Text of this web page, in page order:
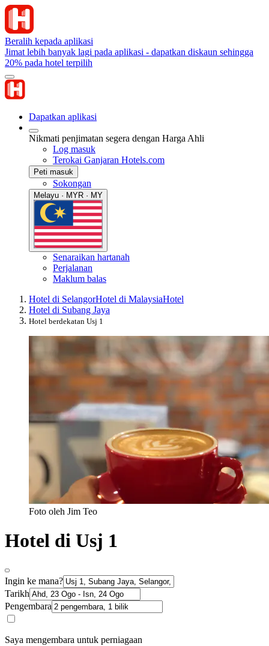
Beralih kepada aplikasi
Jimat lebih banyak lagi pada aplikasi - dapatkan diskaun sehingga
20% pada hotel terpilih
Dapatkan aplikasi
Nikmati penjimatan segera dengan Harga Ahli
Log masuk
Terokai Ganjaran Hotels.com
Peti masuk
Sokongan
Melayu · MYR · MY
Senaraikan hartanah
Perjalanan
Maklum balas
Hotel di SelangorHotel di MalaysiaHotel
Hotel di Subang Jaya
Hotel berdekatan Usj 1
Foto oleh Jim Teo
Hotel di Usj 1
Ingin ke mana?
Tarikh
Pengembara
Saya mengembara untuk perniagaan